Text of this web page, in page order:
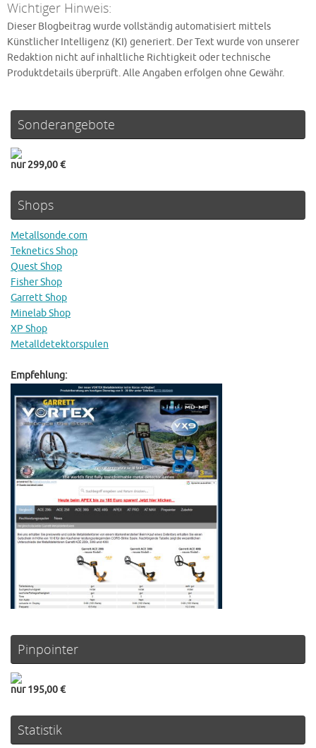
Wichtiger Hinweis:
Dieser Blogbeitrag wurde vollständig automatisiert mittels
Künstlicher Intelligenz (KI) generiert. Der Text wurde von unserer
Redaktion nicht auf inhaltliche Richtigkeit oder technische
Produktdetails überprüft. Alle Angaben erfolgen ohne Gewähr.
Sonderangebote
nur 299,00 €
Shops
Metallsonde.com
Teknetics Shop
Quest Shop
Fisher Shop
Garrett Shop
Minelab Shop
XP Shop
Metalldetektorspulen
Empfehlung:
Pinpointer
nur 195,00 €
Statistik